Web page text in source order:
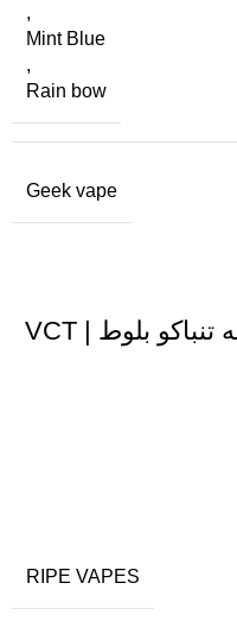
,
Mint Blue
,
Rain bow
Geek vape
سالت رایپ ویپز وانیل خامه تنباکو بلوط | VCT
RIPE VAPES